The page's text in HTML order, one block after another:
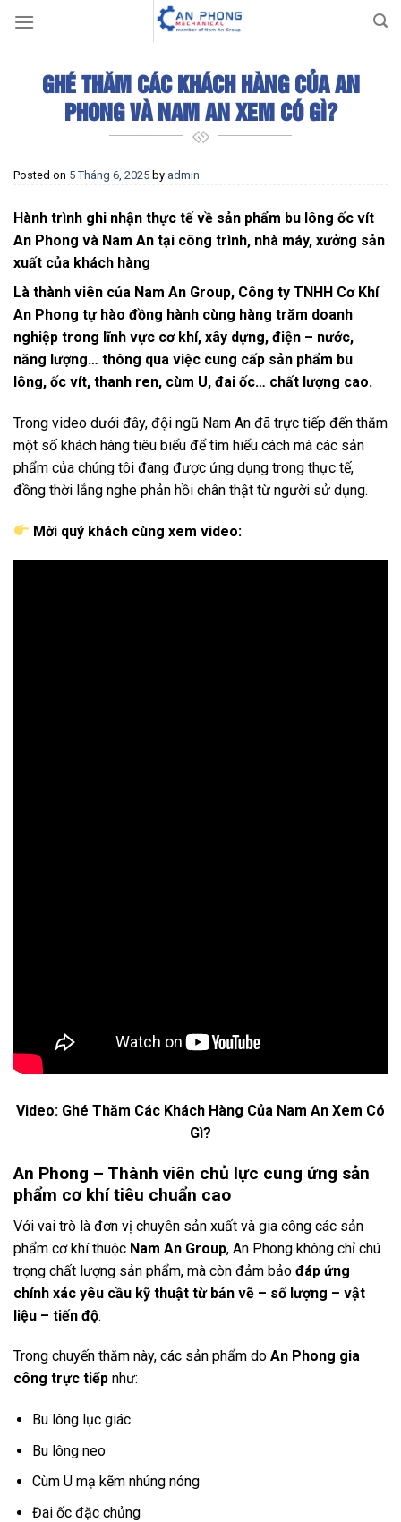
GHÉ THĂM CÁC KHÁCH HÀNG CỦA AN
PHONG VÀ NAM AN XEM CÓ GÌ?
Posted on 5 Tháng 6, 2025 by admin
Hành trình ghi nhận thực tế về sản phẩm bu lông ốc vít
An Phong và Nam An tại công trình, nhà máy, xưởng sản
xuất của khách hàng
Là thành viên của Nam An Group, Công ty TNHH Cơ Khí
An Phong tự hào đồng hành cùng hàng trăm doanh
nghiệp trong lĩnh vực cơ khí, xây dựng, điện – nước,
năng lượng… thông qua việc cung cấp sản phẩm bu
lông, ốc vít, thanh ren, cùm U, đai ốc… chất lượng cao.
Trong video dưới đây, đội ngũ Nam An đã trực tiếp đến thăm
một số khách hàng tiêu biểu để tìm hiểu cách mà các sản
phẩm của chúng tôi đang được ứng dụng trong thực tế,
đồng thời lắng nghe phản hồi chân thật từ người sử dụng.
Mời quý khách cùng xem video:
Video: Ghé Thăm Các Khách Hàng Của Nam An Xem Có
Gì?
An Phong – Thành viên chủ lực cung ứng sản
phẩm cơ khí tiêu chuẩn cao
Với vai trò là đơn vị chuyên sản xuất và gia công các sản
phẩm cơ khí thuộc Nam An Group, An Phong không chỉ chú
trọng chất lượng sản phẩm, mà còn đảm bảo đáp ứng
chính xác yêu cầu kỹ thuật từ bản vẽ – số lượng – vật
liệu – tiến độ.
Trong chuyến thăm này, các sản phẩm do An Phong gia
công trực tiếp như:
Bu lông lục giác
Bu lông neo
Cùm U mạ kẽm nhúng nóng
Đai ốc đặc chủng